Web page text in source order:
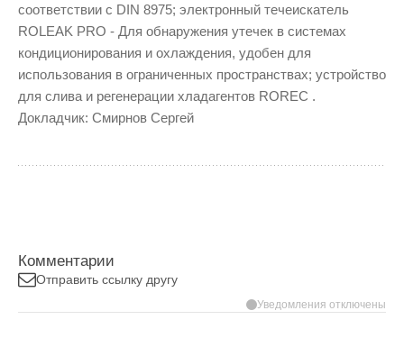
соответствии с DIN 8975; электронный течеискатель
ROLEAK PRO - Для обнаружения утечек в системах
кондиционирования и охлаждения, удобен для
использования в ограниченных пространствах; устройство
для слива и регенерации хладагентов ROREC .
Докладчик: Смирнов Сергей
Комментарии
Отправить ссылку другу
Уведомления отключены